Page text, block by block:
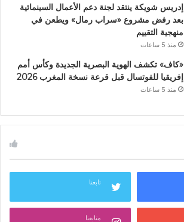
إدريس شويكة ينتقد لجنة دعم الأعمال السينمائية
بعد رفض مشروع «سراب رمال» ويطعن في
منهجية التقييم
منذ 5 ساعات
«كاف» تكشف الهوية البصرية الجديدة وكأس أمم
إفريقيا للفوتسال قبل قرعة نسخة المغرب 2026
منذ 5 ساعات
تابعنا
متابعنا